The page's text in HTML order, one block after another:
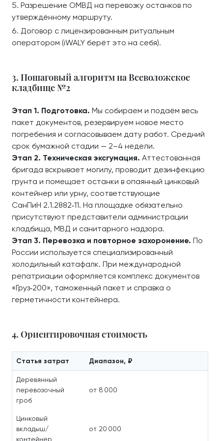
Разрешение ОМВД на перевозку останков по
утверждённому маршруту.
Договор с лицензированным ритуальным
оператором (iWALY берёт это на себя).
3. Пошаговый алгоритм на Всеволожское
кладбище №2
Этап 1. Подготовка. Мы собираем и подаём весь
пакет документов, резервируем новое место
погребения и согласовываем дату работ. Средний
срок бумажной стадии — 2–4 недели.
Этап 2. Техническая эксгумация. Аттестованная
бригада вскрывает могилу, проводит дезинфекцию
грунта и помещает останки в опаянный цинковый
контейнер или урну, соответствующие
СанПиН 2.1.2882‑11. На площадке обязательно
присутствуют представители администрации
кладбища, МВД и санитарного надзора.
Этап 3. Перевозка и повторное захоронение. По
России используется специализированный
холодильный катафалк. При международной
репатриации оформляется комплекс документов
«Груз‑200», таможенный пакет и справка о
герметичности контейнера.
4. Ориентировочная стоимость
Статья затрат Диапазон, ₽
Деревянный
перевозочный
гроб
от 8 000
Цинковый
вкладыш/
контейнер
от 20 000